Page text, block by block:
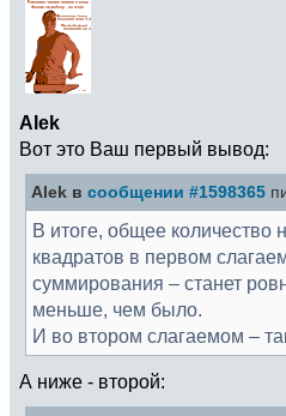
Alek
Вот это Ваш первый вывод:
Alek в сообщении #1598365
В итоге, общее количество
квадратов в первом
суммирования – станет
меньше, чем было.
И во втором слагаемом –
А ниже - второй: